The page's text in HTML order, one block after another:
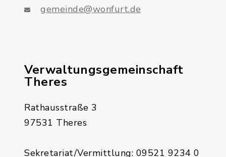
gemeinde@wonfurt.de
Verwaltungsgemeinschaft
Theres
Rathausstraße 3
97531 Theres
Sekretariat/Vermittlung: 09521 9234 0